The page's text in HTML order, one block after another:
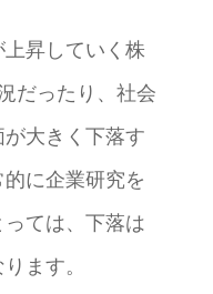
昇していく株
だったり、社会
大きく下落す
に企業研究を
ては、下落は
ます。